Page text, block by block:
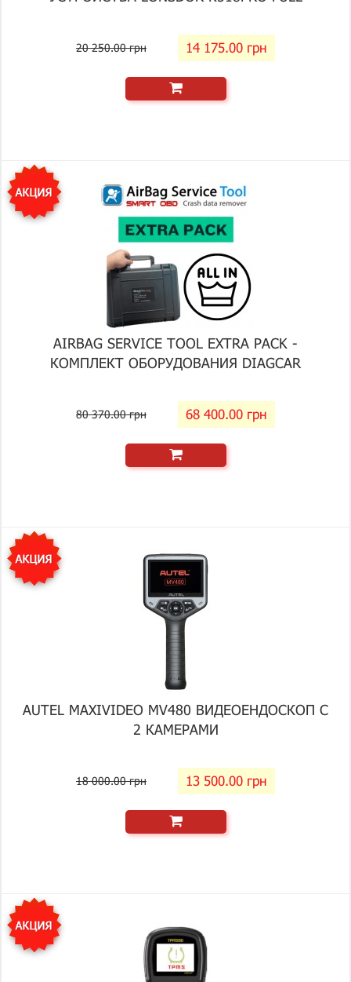
20 250.00 грн 14 175.00 грн
AIRBAG SERVICE TOOL EXTRA PACK -
КОМПЛЕКТ ОБОРУДОВАНИЯ DIAGCAR
80 370.00 грн 68 400.00 грн
AUTEL MAXIVIDEO MV480 ВИДЕОЕНДОСКОП С
2 КАМЕРАМИ
18 000.00 грн 13 500.00 грн